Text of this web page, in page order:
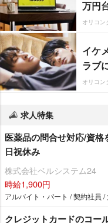
万円
オリコン
イケ
ラブ
オリコン
求人特集
医薬品の問合せ対応/資
日祝休み
株式会社ベルシステム24
時給1,900円
アルバイト・パート / 契約社員 /
クレジットカードのコー